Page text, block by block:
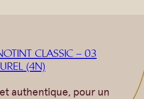
CLASSIC – 03
(4N)
authentique, pour un